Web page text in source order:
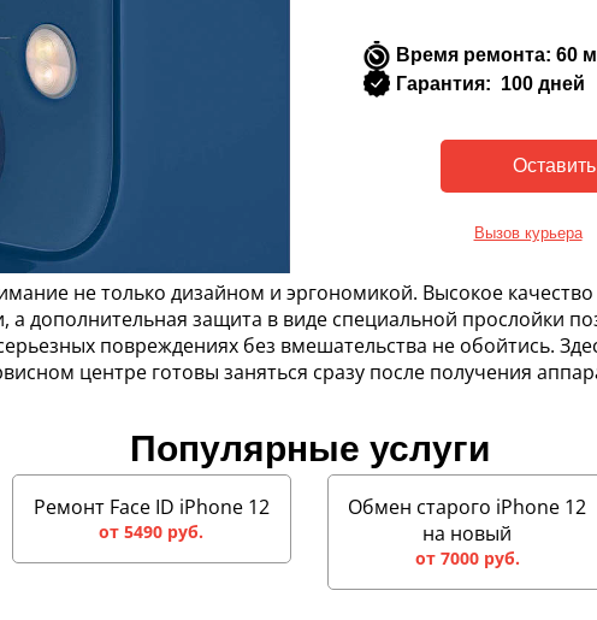
Время ремонта: 60
Гарантия: 100 дней
Вызов курьера
не только дизайном и эргономикой. Высокое
дополнительная защита в виде специальной прослойки
повреждениях без вмешательства не обойтись.
центре готовы заняться сразу после получения
Популярные услуги
Ремонт Face ID iPhone 12
от 5490 руб.
Обмен старого iPhone 12
на новый
от 7000 руб.